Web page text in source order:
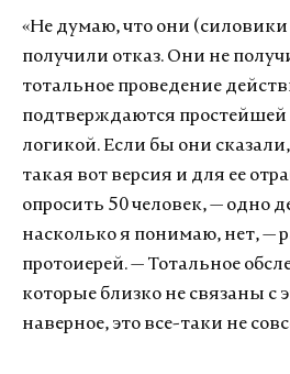
«Не думаю, что они (силовики
получили отказ. Они не
тотальное проведение
подтверждаются простейшей
логикой. Если бы они сказали,
такая вот версия и для ее
опросить 50 человек, — одно
насколько я понимаю, нет, —
протоиерей. — Тотальное
которые близко не связаны с
наверное, это все-таки не